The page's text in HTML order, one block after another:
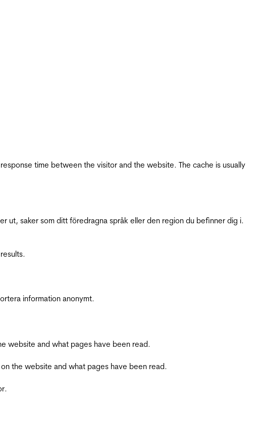
time between the visitor and the website. The cache is usually
ut, saker som ditt föredragna språk eller den region du befinner dig i.
information anonymt.
website and what pages have been read.
the website and what pages have been read.